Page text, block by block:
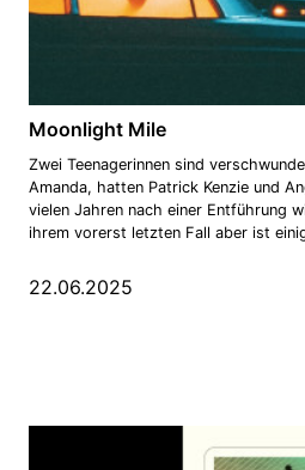
Moonlight Mile
Zwei Teenagerinnen sind
Amanda, hatten Patrick Kenzie und
vielen Jahren nach einer Entführung
ihrem vorerst letzten Fall aber ist
22.06.2025